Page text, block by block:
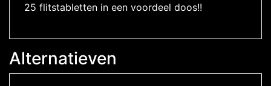
25 flitstabletten in een voordeel doos!!
Alternatieven